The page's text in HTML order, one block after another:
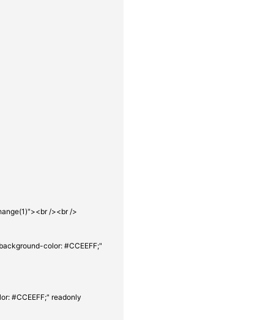
/><br />
color: #CCEEFF;"
#CCEEFF;" readonly